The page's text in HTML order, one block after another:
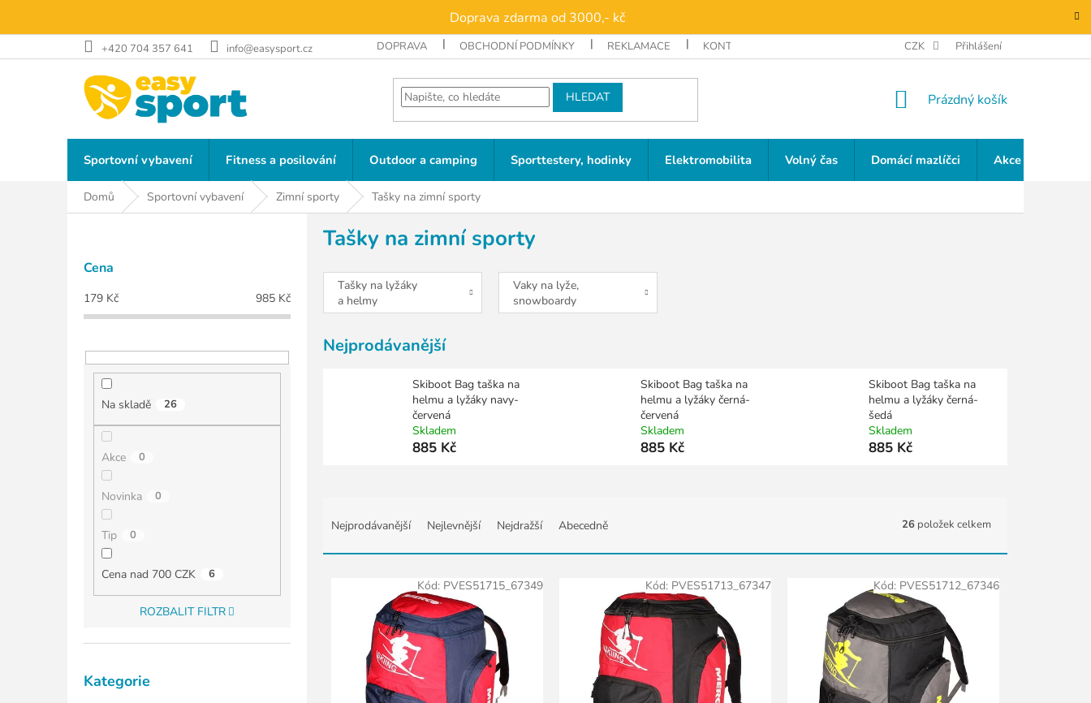
obsah
Doprava zdarma od 3000,- kč
+420 704 357 641 info@easysport.cz DOPRAVA OBCHODNÍ PODMÍNKY REKLAMACE KONTAKTY CZK Přihlášení
HLEDAT
NÁKUPNÍ
Prázdný košík
Sportovní vybavení Fitness a posilování Outdoor a camping Sporttestery, hodinky Elektromobilita Volný čas Domácí mazlíčci Akce a slevy
Domů Sportovní vybavení Zimní sporty Tašky na zimní sporty
P
Cena
179 Kč 985 Kč
Na skladě 26
Akce 0
Novinka 0
Tip 0
Cena nad 700 CZK 6
ROZBALIT FILTR
kategorie
Kategorie
Tašky na zimní sporty
Tašky na lyžáky
a helmy
Vaky na lyže,
snowboardy
Nejprodávanější
Skiboot Bag taška na
helmu a lyžáky navy-
červená
Skladem
885 Kč
Skiboot Bag taška na
helmu a lyžáky černá-
červená
Skladem
885 Kč
Skiboot Bag taška na
helmu a lyžáky černá-
šedá
Skladem
885 Kč
e
Nejprodávanější Nejlevnější Nejdražší Abecedně 26 položek celkem
Kód: PVES51715_67349 Kód: PVES51713_67347 Kód: PVES51712_67346